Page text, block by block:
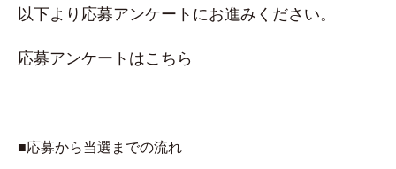
以下より応募アンケートにお進みください。
応募アンケートはこちら
■応募から当選までの流れ